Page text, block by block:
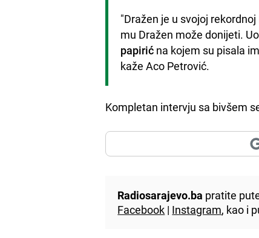
"Dražen je u svojoj
mu Dražen može donijeti.
papirić na kojem su pisala
kaže Aco Petrović.
Kompletan intervju sa bivšem
Radiosarajevo.ba pratite
Facebook | Instagram, kao i